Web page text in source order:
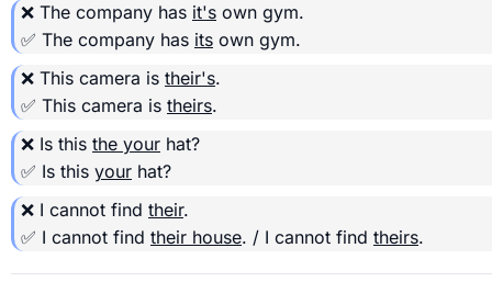
❌ The company has it's own gym.
✅ The company has its own gym.
❌ This camera is their's.
✅ This camera is theirs.
❌ Is this the your hat?
✅ Is this your hat?
❌ I cannot find their.
✅ I cannot find their house. / I cannot find theirs.